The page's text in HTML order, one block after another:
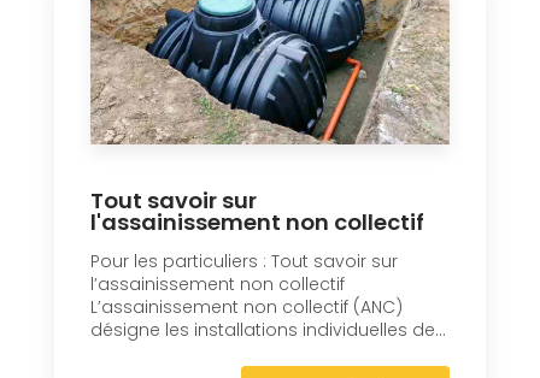
Tout savoir sur
l'assainissement non collectif
Pour les particuliers : Tout savoir sur
l’assainissement non collectif
L’assainissement non collectif (ANC)
désigne les installations individuelles de...